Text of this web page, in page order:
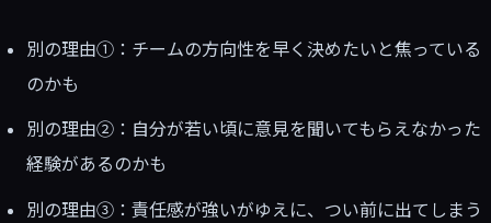
別の理由①：チームの方向性を早く決めたいと焦っている
のかも
別の理由②：自分が若い頃に意見を聞いてもらえなかった
経験があるのかも
別の理由③：責任感が強いがゆえに、つい前に出てしまう